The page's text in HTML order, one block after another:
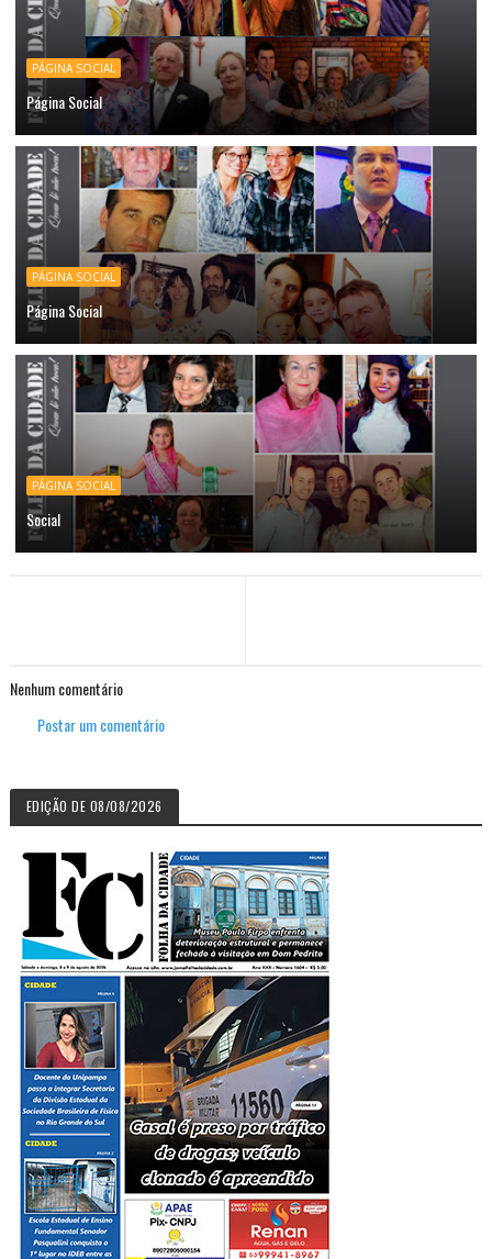
PÁGINA SOCIAL
Página Social
PÁGINA SOCIAL
Página Social
PÁGINA SOCIAL
Social
Nenhum comentário
Postar um comentário
EDIÇÃO DE 08/08/2026